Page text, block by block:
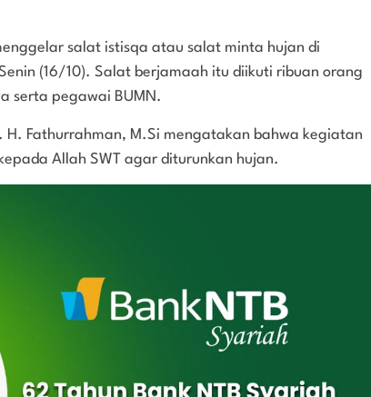
salat istisqa atau salat minta hujan di
(16/10). Salat berjamaah itu diikuti ribuan orang
serta pegawai BUMN.
H. Fathurrahman, M.Si mengatakan bahwa kegiatan
Allah SWT agar diturunkan hujan.